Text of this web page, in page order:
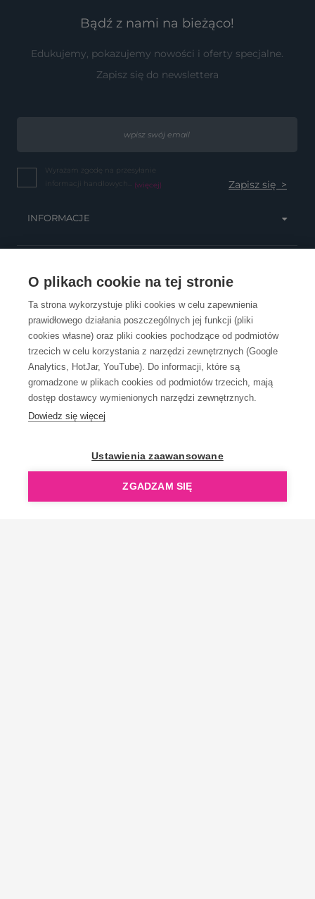
O plikach cookie na tej stronie
Ta strona wykorzystuje pliki cookies w celu zapewnienia
prawidłowego działania poszczególnych jej funkcji (pliki
cookies własne) oraz pliki cookies pochodzące od podmiotów
trzecich w celu korzystania z narzędzi zewnętrznych (Google
Analytics, HotJar, YouTube). Do informacji, które są
gromadzone w plikach cookies od podmiotów trzecich, mają
dostęp dostawcy wymienionych narzędzi zewnętrznych.
Dowiedz się więcej
Ustawienia zaawansowane
ZGADZAM SIĘ
Bądź z nami na bieżąco!
Edukujemy, pokazujemy nowości i oferty specjalne.
Zapisz się do newslettera
Wyrażam zgodę na przesyłanie
informacji handlowych... (więcej)
INFORMACJE
OBSŁUGA KLIENTA
KONTAKT
OpenGift jest częścią ReflectGroup.